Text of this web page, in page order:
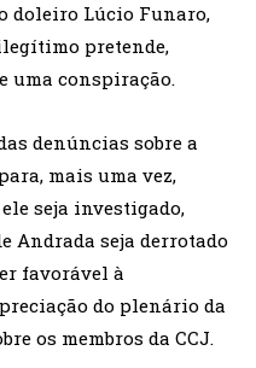
doleiro Lúcio Funaro,
pretende,
uma conspiração.
denúncias sobre a
mais uma vez,
seja investigado,
Andrada seja derrotado
favorável à
do plenário da
os membros da CCJ.